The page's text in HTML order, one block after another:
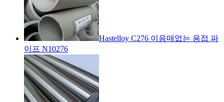
Hastelloy C276 이음매없는 용접 파
이프 N10276